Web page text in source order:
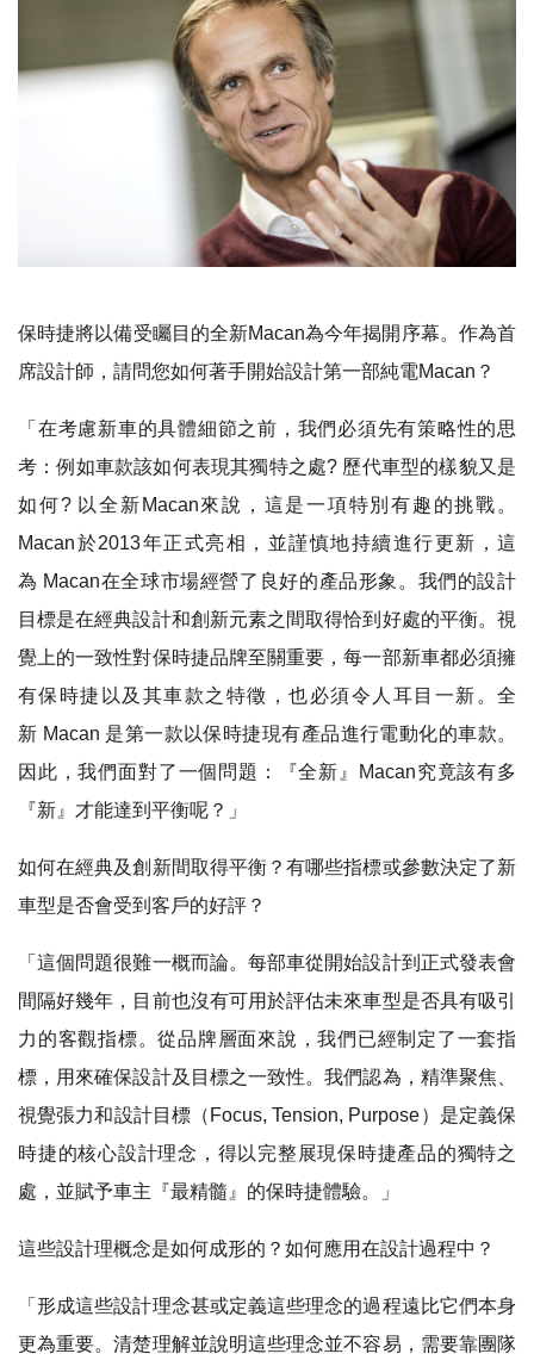
保時捷將以備受矚目的全新Macan為今年揭開序幕。作為首
席設計師，請問您如何著手開始設計第一部純電Macan？
「在考慮新車的具體細節之前，我們必須先有策略性的思
考：例如車款該如何表現其獨特之處? 歷代車型的樣貌又是
如何? 以全新Macan來說，這是一項特別有趣的挑戰。
Macan於2013年正式亮相，並謹慎地持續進行更新，這
為 Macan在全球市場經營了良好的產品形象。我們的設計
目標是在經典設計和創新元素之間取得恰到好處的平衡。視
覺上的一致性對保時捷品牌至關重要，每一部新車都必須擁
有保時捷以及其車款之特徵，也必須令人耳目一新。全
新 Macan 是第一款以保時捷現有產品進行電動化的車款。
因此，我們面對了一個問題：『全新』Macan究竟該有多
『新』才能達到平衡呢？」
如何在經典及創新間取得平衡？有哪些指標或參數決定了新
車型是否會受到客戶的好評？
「這個問題很難一概而論。每部車從開始設計到正式發表會
間隔好幾年，目前也沒有可用於評估未來車型是否具有吸引
力的客觀指標。從品牌層面來說，我們已經制定了一套指
標，用來確保設計及目標之一致性。我們認為，精準聚焦、
視覺張力和設計目標（Focus, Tension, Purpose）是定義保
時捷的核心設計理念，得以完整展現保時捷產品的獨特之
處，並賦予車主『最精髓』的保時捷體驗。」
這些設計理概念是如何成形的？如何應用在設計過程中？
「形成這些設計理念甚或定義這些理念的過程遠比它們本身
更為重要。清楚理解並說明這些理念並不容易，需要靠團隊